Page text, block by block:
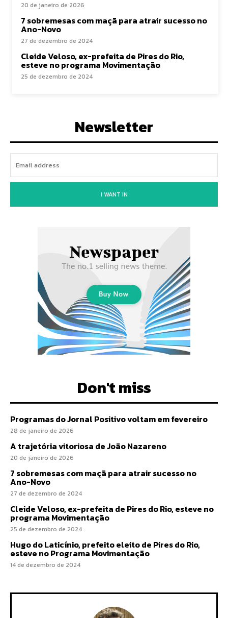
20 de janeiro de 2026
7 sobremesas com maçã para atrair sucesso no
Ano-Novo
27 de dezembro de 2024
Cleide Veloso, ex-prefeita de Pires do Rio,
esteve no programa Movimentação
25 de dezembro de 2024
Newsletter
I WANT IN
Don't miss
Programas do Jornal Positivo voltam em fevereiro
28 de janeiro de 2026
A trajetória vitoriosa de João Nazareno
20 de janeiro de 2026
7 sobremesas com maçã para atrair sucesso no
Ano-Novo
27 de dezembro de 2024
Cleide Veloso, ex-prefeita de Pires do Rio, esteve no
programa Movimentação
25 de dezembro de 2024
Hugo do Laticínio, prefeito eleito de Pires do Rio,
esteve no Programa Movimentação
14 de dezembro de 2024